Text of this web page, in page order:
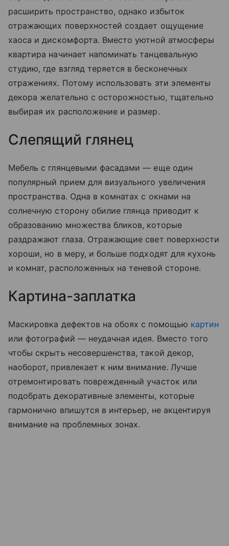
расширить пространство, однако избыток
отражающих поверхностей создает ощущение
хаоса и дискомфорта. Вместо уютной атмосферы
квартира начинает напоминать танцевальную
студию, где взгляд теряется в бесконечных
отражениях. Потому использовать эти элементы
декора желательно с осторожностью, тщательно
выбирая их расположение и размер.
Слепящий глянец
Мебель с глянцевыми фасадами — еще один
популярный прием для визуального увеличения
пространства. Одна в комнатах с окнами на
солнечную сторону обилие глянца приводит к
образованию множества бликов, которые
раздражают глаза. Отражающие свет поверхности
хороши, но в меру, и больше подходят для кухонь
и комнат, расположенных на теневой стороне.
Картина-заплатка
Маскировка дефектов на обоях с помощью картин
или фотографий — неудачная идея. Вместо того
чтобы скрыть несовершенства, такой декор,
наоборот, привлекает к ним внимание. Лучше
отремонтировать поврежденный участок или
подобрать декоративные элементы, которые
гармонично впишутся в интерьер, не акцентируя
внимание на проблемных зонах.